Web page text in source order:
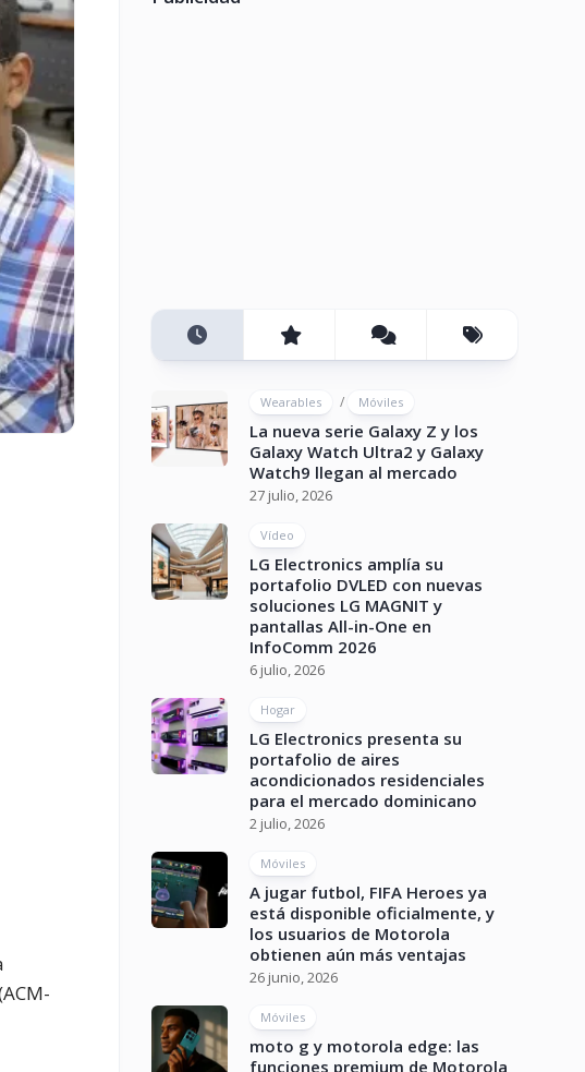
Wearables / Móviles
La nueva serie Galaxy Z y los
Galaxy Watch Ultra2 y Galaxy
Watch9 llegan al mercado
27 julio, 2026
Vídeo
LG Electronics amplía su
portafolio DVLED con nuevas
soluciones LG MAGNIT y
pantallas All-in-One en
InfoComm 2026
6 julio, 2026
Hogar
LG Electronics presenta su
portafolio de aires
acondicionados residenciales
para el mercado dominicano
2 julio, 2026
Móviles
A jugar futbol, FIFA Heroes ya
está disponible oficialmente, y
los usuarios de Motorola
obtienen aún más ventajas
26 junio, 2026
Móviles
moto g y motorola edge: las
funciones premium de Motorola